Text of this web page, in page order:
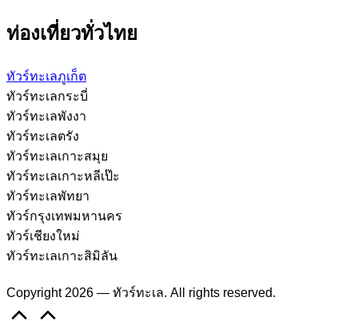
ท่องเที่ยวทั่วไทย
ทัวร์ทะเลภูเก็ต
ทัวร์ทะเลกระบี่
ทัวร์ทะเลพังงา
ทัวร์ทะเลตรัง
ทัวร์ทะเลเกาะสมุย
ทัวร์ทะเลเกาะหลีเป๊ะ
ทัวร์ทะเลพัทยา
ทัวร์กรุงเทพมหานคร
ทัวร์เชียงใหม่
ทัวร์ทะเลเกาะสิมิลัน
Copyright 2026 — ทัวร์ทะเล. All rights reserved.